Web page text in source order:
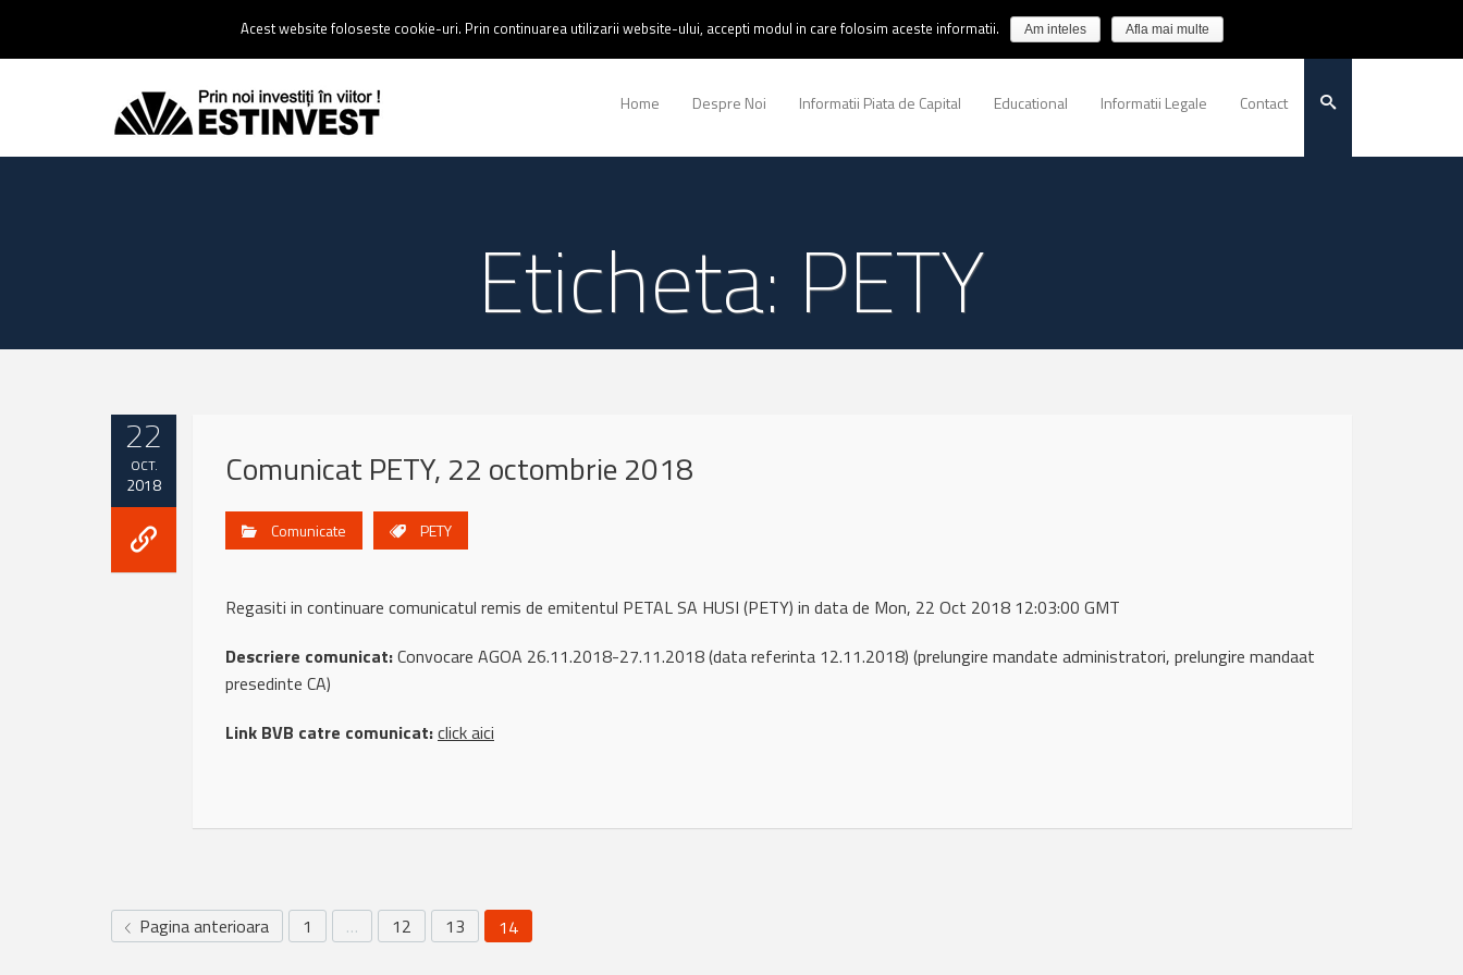
0237 238 900 |Email :contact@estinvest.ro
Home Despre Noi Informatii Piata de Capital Educational Informatii Legale Contact
Eticheta: PETY
22
OCT.
2018 Comunicat PETY, 22 octombrie 2018
Comunicate PETY
Regasiti in continuare comunicatul remis de emitentul PETAL SA HUSI (PETY) in data de Mon, 22 Oct 2018 12:03:00 GMT
Descriere comunicat:Convocare AGOA 26.11.2018-27.11.2018 (data referinta 12.11.2018) (prelungire mandate administratori, prelungire mandaat
presedinte CA)
Link BVB catre comunicat:click aici
Pagina anterioara 1 … 12 13 14
Acest website foloseste cookie-uri. Prin continuarea utilizarii website-ului, accepti modul in care folosim aceste informatii. Am inteles Afla mai multe